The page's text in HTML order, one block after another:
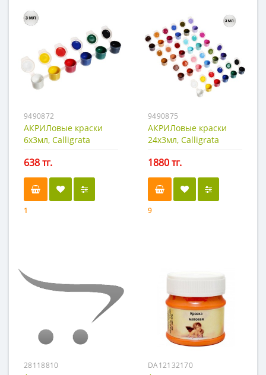
9490872
АКРИЛовые краски
6х3мл, Calligrata
638 тг.
1
9490875
АКРИЛовые краски
24х3мл, Calligrata
1880 тг.
9
28118810 DA12132170